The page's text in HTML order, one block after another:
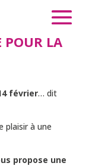
POUR LA
février… dit
plaisir à une
propose une